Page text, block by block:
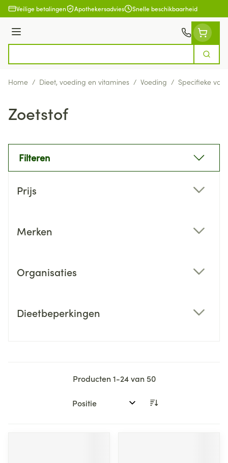
Ga naar de inhoud
Veilige betalingen Apothekersadvies Snelle beschikbaarheid
Menu
Zoek
Home / Dieet, voeding en vitamines / Voeding / Specifieke
Zoetstof
Filteren
Prijs
Merken
Organisaties
Dieetbeperkingen
Producten1-24van50
Sorteer op: